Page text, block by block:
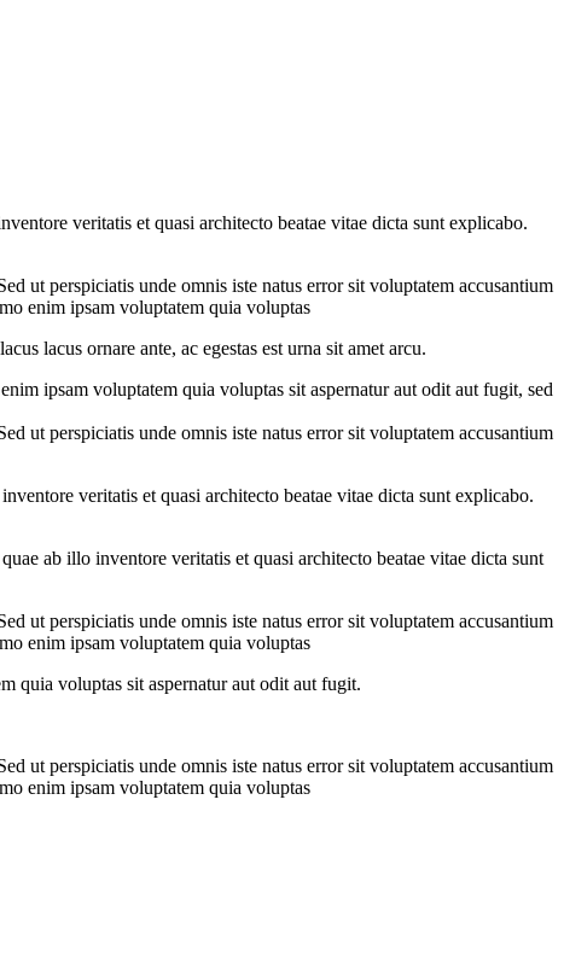
veritatis et quasi architecto beatae vitae dicta sunt explicabo.
ut perspiciatis unde omnis iste natus error sit voluptatem accusantium
enim ipsam voluptatem quia voluptas
lacus ornare ante, ac egestas est urna sit amet arcu.
ipsam voluptatem quia voluptas sit aspernatur aut odit aut fugit, sed
ut perspiciatis unde omnis iste natus error sit voluptatem accusantium
veritatis et quasi architecto beatae vitae dicta sunt explicabo.
ab illo inventore veritatis et quasi architecto beatae vitae dicta sunt
ut perspiciatis unde omnis iste natus error sit voluptatem accusantium
enim ipsam voluptatem quia voluptas
quia voluptas sit aspernatur aut odit aut fugit.
ut perspiciatis unde omnis iste natus error sit voluptatem accusantium
enim ipsam voluptatem quia voluptas